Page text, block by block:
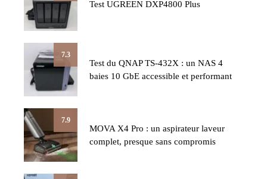
Test UGREEN DXP4800 Plus
7.3
Test du QNAP TS-432X : un NAS 4
baies 10 GbE accessible et performant
7.9
MOVA X4 Pro : un aspirateur laveur
complet, presque sans compromis